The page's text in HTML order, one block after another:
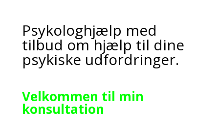
Psykologhjælp med
tilbud om hjælp til dine
psykiske udfordringer.
Velkommen til min
konsultation